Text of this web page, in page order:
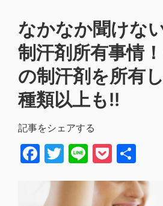
なかなか聞けな
制汗剤所有事情
の制汗剤を所有
種類以上も!!
記事をシェアする
Facebook
Twitter
LinePocket